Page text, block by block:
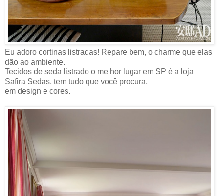
Eu adoro cortinas listradas! Repare bem, o charme que elas
dão ao ambiente.
Tecidos de seda listrado o melhor lugar em SP é a loja
Safira Sedas, tem tudo que você procura,
em design e cores.